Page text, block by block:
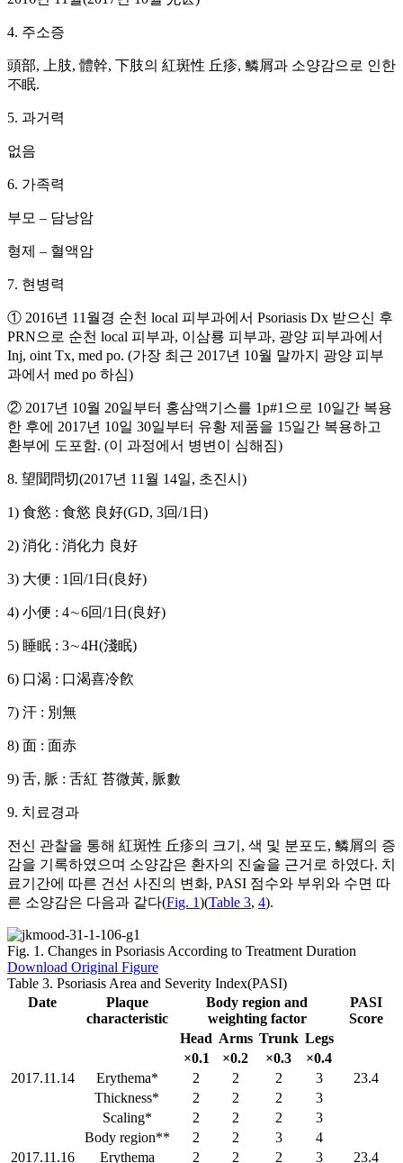
4. 주소증
頭部, 上肢, 體幹, 下肢의 紅斑性 丘疹, 鱗屑과 소양감으로 인한
不眠.
5. 과거력
없음
6. 가족력
부모 – 담낭암
형제 – 혈액암
7. 현병력
① 2016년 11월경 순천 local 피부과에서 Psoriasis Dx 받으신 후
PRN으로 순천 local 피부과, 이삼룡 피부과, 광양 피부과에서
Inj, oint Tx, med po. (가장 최근 2017년 10월 말까지 광양 피부
과에서 med po 하심)
② 2017년 10월 20일부터 홍삼액기스를 1p#1으로 10일간 복용
한 후에 2017년 10일 30일부터 유황 제품을 15일간 복용하고
환부에 도포함. (이 과정에서 병변이 심해짐)
8. 望聞問切(2017년 11월 14일, 초진시)
1) 食慾 : 食慾 良好(GD, 3回/1日)
2) 消化 : 消化力 良好
3) 大便 : 1回/1日(良好)
4) 小便 : 4∼6回/1日(良好)
5) 睡眠 : 3∼4H(淺眠)
6) 口渴 : 口渴喜冷飮
7) 汗 : 別無
8) 面 : 面赤
9) 舌, 脈 : 舌紅 苔微黃, 脈數
9. 치료경과
전신 관찰을 통해 紅斑性 丘疹의 크기, 색 및 분포도, 鱗屑의 증
감을 기록하였으며 소양감은 환자의 진술을 근거로 하였다. 치
료기간에 따른 건선 사진의 변화, PASI 점수와 부위와 수면 따
른 소양감은 다음과 같다(Fig. 1)(Table 3, 4).
Fig. 1. Changes in Psoriasis According to Treatment Duration
Download Original Figure
Table 3. Psoriasis Area and Severity Index(PASI)
Date
Plaque
characteristic
Body region and
weighting factor
PASI
Score
Head Arms Trunk Legs
×0.1
×0.2 ×0.3
×0.4
2017.11.14
Erythema* 2 2 2 3
23.4
Thickness*
2 2 2
3
Scaling*
2 2 2
3
Body region**
2 2 3
4
2017.11.16
Erythema 2 2 2 3 23.4